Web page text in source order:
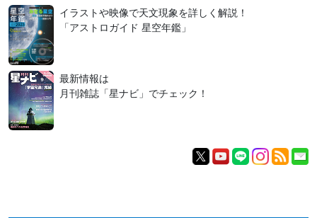
イラストや映像で天文現象を詳しく解説！
「アストロガイド 星空年鑑」
最新情報は
月刊雑誌「星ナビ」でチェック！